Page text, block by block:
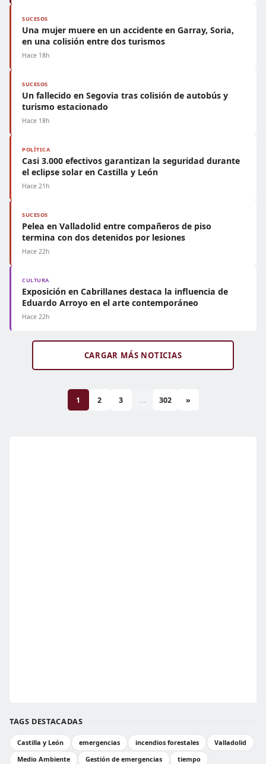
SUCESOS
Una mujer muere en un accidente en Garray, Soria,
en una colisión entre dos turismos
Hace 18h
SUCESOS
Un fallecido en Segovia tras colisión de autobús y
turismo estacionado
Hace 18h
POLÍTICA
Casi 3.000 efectivos garantizan la seguridad durante
el eclipse solar en Castilla y León
Hace 21h
SUCESOS
Pelea en Valladolid entre compañeros de piso
termina con dos detenidos por lesiones
Hace 22h
CULTURA
Exposición en Cabrillanes destaca la influencia de
Eduardo Arroyo en el arte contemporáneo
Hace 22h
CARGAR MÁS NOTICIAS
1 2 3 ... 302 »
TAGS DESTACADAS
Castilla y León emergencias incendios forestales
Valladolid
Medio Ambiente
Gestión de emergencias
tiempo